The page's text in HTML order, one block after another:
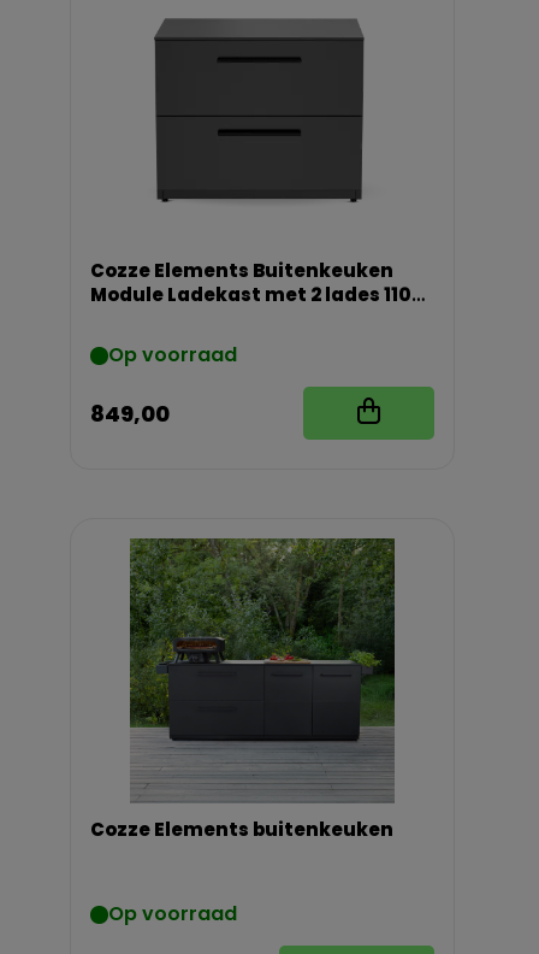
Cozze Elements Buitenkeuken
Module Ladekast met 2 lades 110
Op voorraad
849,00
Cozze Elements buitenkeuken
Op voorraad